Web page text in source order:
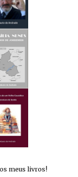
meus livros!